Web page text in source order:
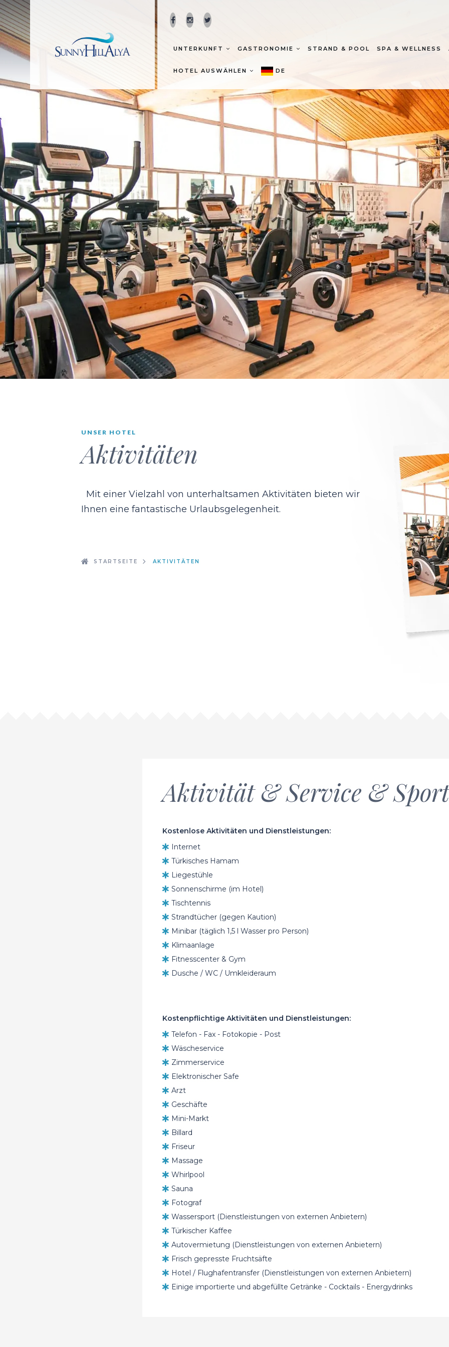
UNTERKUNFT GASTRONOMIE STRAND & POOL SPA & WELLNESS
HOTEL AUSWÄHLEN DE
UNSER HOTEL
Aktivitäten
Mit einer Vielzahl von unterhaltsamen Aktivitäten bieten wir
Ihnen eine fantastische Urlaubsgelegenheit.
STARTSEITE AKTIVITÄTEN
Aktivität & Service & Sport
Kostenlose Aktivitäten und Dienstleistungen:
Internet
Türkisches Hamam
Liegestühle
Sonnenschirme (im Hotel)
Tischtennis
Strandtücher (gegen Kaution)
Minibar (täglich 1,5 l Wasser pro Person)
Klimaanlage
Fitnesscenter & Gym
Dusche / WC / Umkleideraum
Kostenpflichtige Aktivitäten und Dienstleistungen:
Telefon - Fax - Fotokopie - Post
Wäscheservice
Zimmerservice
Elektronischer Safe
Arzt
Geschäfte
Mini-Markt
Billard
Friseur
Massage
Whirlpool
Sauna
Fotograf
Wassersport (Dienstleistungen von externen Anbietern)
Türkischer Kaffee
Autovermietung (Dienstleistungen von externen Anbietern)
Frisch gepresste Fruchtsäfte
Hotel / Flughafentransfer (Dienstleistungen von externen Anbietern)
Einige importierte und abgefüllte Getränke - Cocktails - Energydrinks